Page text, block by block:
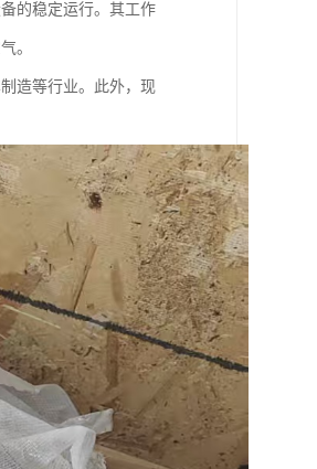
的稳定运行。其工作
。
造等行业。此外，现